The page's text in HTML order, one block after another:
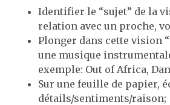
Identifier le “sujet” de la
relation avec un proche,
Plonger dans cette vision
une musique
exemple: Out of Africa,
Sur une feuille de papier,
détails/sentiments/raison;